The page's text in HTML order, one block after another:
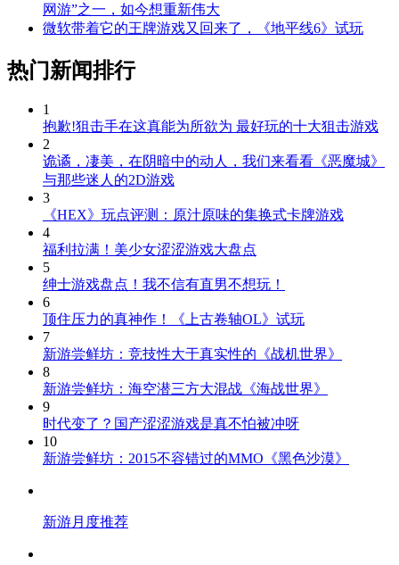
网游”之一，如今想重新伟大
微软带着它的王牌游戏又回来了，《地平线6》试玩
热门新闻排行
1
抱歉!狙击手在这真能为所欲为 最好玩的十大狙击游戏
2
诡谲，凄美，在阴暗中的动人，我们来看看《恶魔城》
与那些迷人的2D游戏
3
《HEX》玩点评测：原汁原味的集换式卡牌游戏
4
福利拉满！美少女涩涩游戏大盘点
5
绅士游戏盘点！我不信有直男不想玩！
6
顶住压力的真神作！《上古卷轴OL》试玩
7
新游尝鲜坊：竞技性大于真实性的《战机世界》
8
新游尝鲜坊：海空潜三方大混战《海战世界》
9
时代变了？国产涩涩游戏是真不怕被冲呀
10
新游尝鲜坊：2015不容错过的MMO《黑色沙漠》
新游月度推荐